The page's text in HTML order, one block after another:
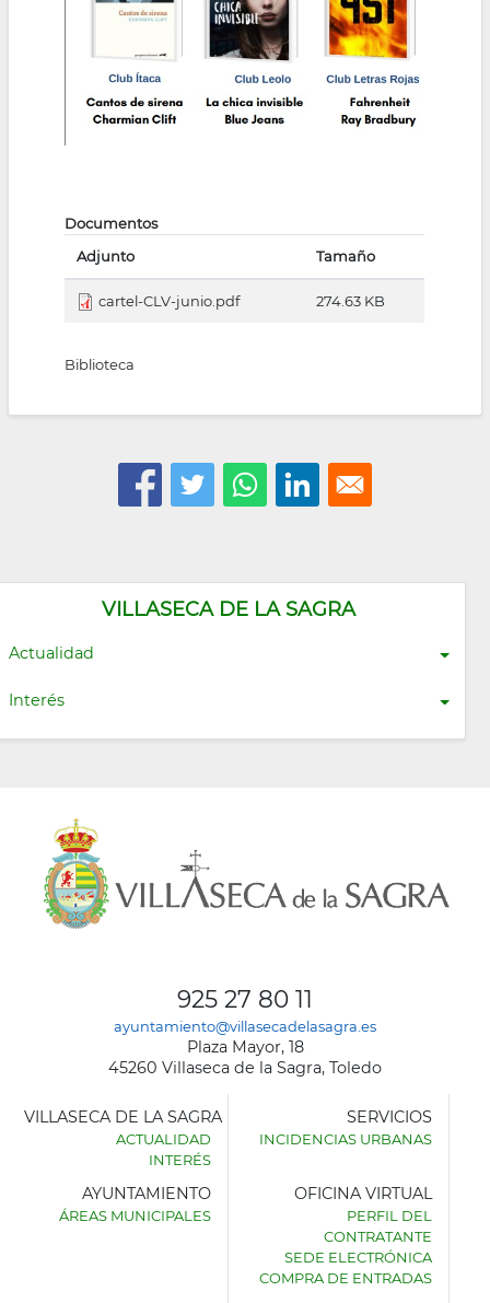
VILLASECA DE LA SAGRA
Actualidad
Interés
Documentos
Adjunto
Tamaño
cartel-CLV-junio.pdf 274.63 KB
Biblioteca
925 27 80 11
ayuntamiento@villasecadelasagra.es
Plaza Mayor, 18
45260 Villaseca de la Sagra, Toledo
AYUNTAMIENTO
VILLASECA DE LA SAGRA
ACTUALIDAD
INTERÉS
SERVICIOS
INCIDENCIAS URBANAS
AYUNTAMIENTO
ÁREAS MUNICIPALES
OFICINA VIRTUAL
PERFIL DEL
CONTRATANTE
SEDE ELECTRÓNICA
COMPRA DE ENTRADAS